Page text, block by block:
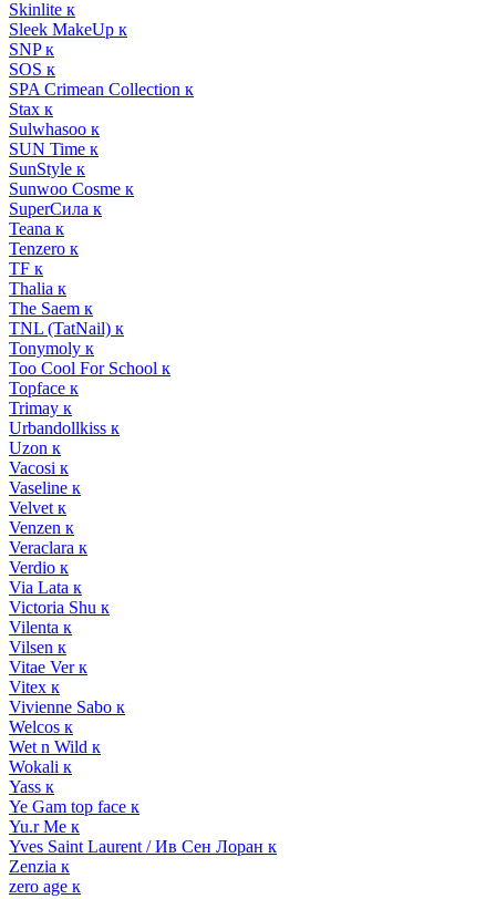
Skinlite к
Sleek MakeUp к
SNP к
SOS к
SPA Crimean Collection к
Stax к
Sulwhasoo к
SUN Time к
SunStyle к
Sunwoo Cosme к
SuperСила к
Teana к
Tenzero к
TF к
Thalia к
The Saem к
TNL (TatNail) к
Tonymoly к
Too Cool For School к
Topface к
Trimay к
Urbandollkiss к
Uzon к
Vacosi к
Vaseline к
Velvet к
Venzen к
Veraclara к
Verdio к
Via Lata к
Victoria Shu к
Vilenta к
Vilsen к
Vitae Ver к
Vitex к
Vivienne Sabo к
Welcos к
Wet n Wild к
Wokali к
Yass к
Ye Gam top face к
Yu.r Me к
Yves Saint Laurent / Ив Сен Лоран к
Zenzia к
zero age к